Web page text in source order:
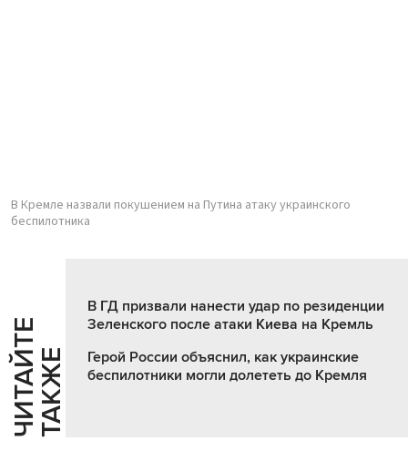
В Кремле назвали покушением на Путина атаку украинского
беспилотника
Ч
И
Т
АЙ
Т
Е
Т
А
К
ЖЕ
В ГД призвали нанести удар по резиденции
Зеленского после атаки Киева на Кремль
Герой России объяснил, как украинские
беспилотники могли долететь до Кремля